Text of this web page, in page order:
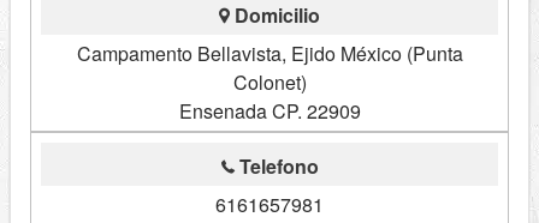
Domicilio
Campamento Bellavista, Ejido México (Punta
Colonet)
Ensenada CP. 22909
Telefono
6161657981